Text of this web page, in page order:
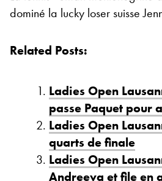
dominé la lucky loser suisse
Related Posts:
Ladies Open
passe Paquet pour
Ladies Open
quarts de finale
Ladies Open
Andreeva et file en